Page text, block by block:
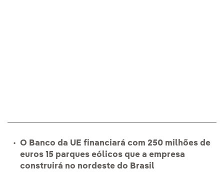
O Banco da UE financiará com 250 milhões de
euros 15 parques eólicos que a empresa
construirá no nordeste do Brasil